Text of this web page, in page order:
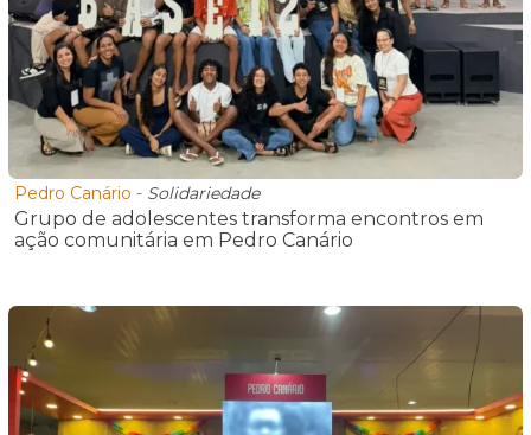
Pedro Canário - Solidariedade
Grupo de adolescentes transforma encontros em
ação comunitária em Pedro Canário